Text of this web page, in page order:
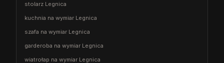
stolarz Legnica
kuchnia na wymiar Legnica
szafa na wymiar Legnica
garderoba na wymiar Legnica
wiatrołap na wymiar Legnica